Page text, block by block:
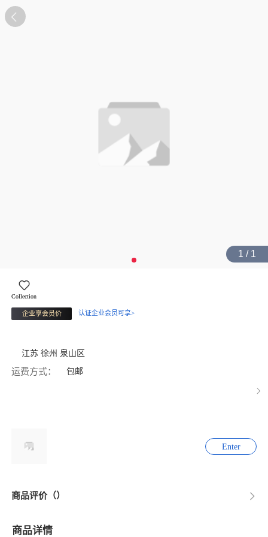
1 / 1
Collection
企业享会员价 认证企业会员可享>
江苏 徐州 泉山区
运费方式： 包邮
Enter
商品评价（）
商品详情